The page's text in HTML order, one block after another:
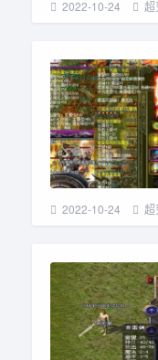
2022-10-24 超
2022-10-24 超